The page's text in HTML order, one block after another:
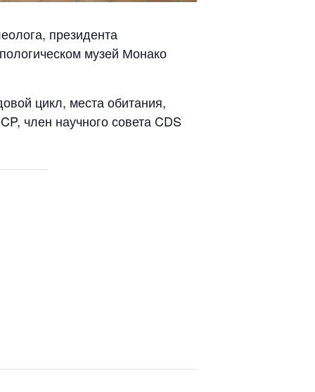
президента
музей Монако
цикл, места обитания,
член научного совета CDS